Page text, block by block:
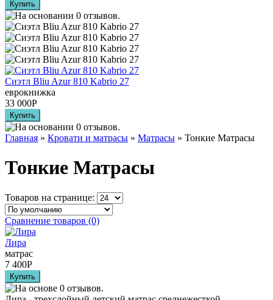
Сиэтл Bliu Azur 810 Kabrio 27
еврокнижка
33 000Р
Главная » Кровати и матрасы » Матрасы » Тонкие Матрасы
Тонкие Матрасы
Товаров на странице:
Сравнение товаров (0)
Лира
матрас
7 400Р